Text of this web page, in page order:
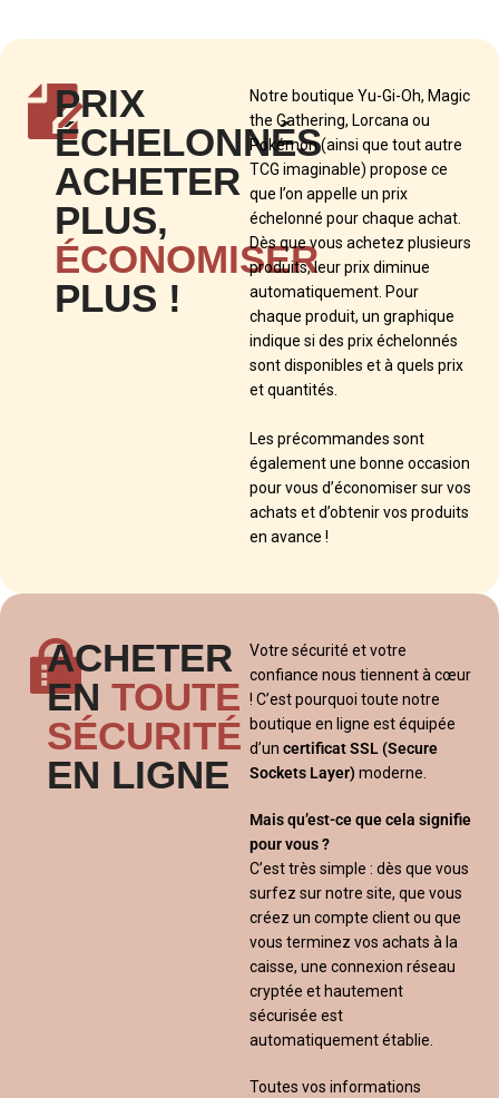
PRIX
ÉCHELONNÉS
ACHETER
PLUS,
ÉCONOMISER
PLUS !
Notre boutique Yu-Gi-Oh, Magic
the Gathering, Lorcana ou
Pokémon (ainsi que tout autre
TCG imaginable) propose ce
que l’on appelle un prix
échelonné pour chaque achat.
Dès que vous achetez plusieurs
produits, leur prix diminue
automatiquement. Pour
chaque produit, un graphique
indique si des prix échelonnés
sont disponibles et à quels prix
et quantités.
Les précommandes sont
également une bonne occasion
pour vous d’économiser sur vos
achats et d’obtenir vos produits
en avance !
ACHETER
EN TOUTE
SÉCURITÉ
EN LIGNE
Votre sécurité et votre
confiance nous tiennent à cœur
! C’est pourquoi toute notre
boutique en ligne est équipée
d’un certificat SSL (Secure
Sockets Layer) moderne.
Mais qu’est-ce que cela signifie
pour vous ?
C’est très simple : dès que vous
surfez sur notre site, que vous
créez un compte client ou que
vous terminez vos achats à la
caisse, une connexion réseau
cryptée et hautement
sécurisée est
automatiquement établie.
Toutes vos informations